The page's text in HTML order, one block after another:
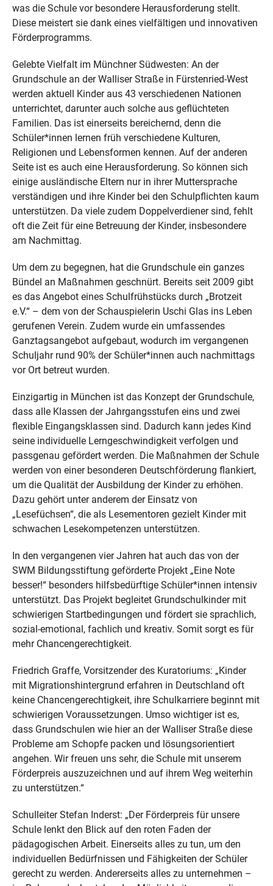
was die Schule vor besondere Herausforderung stellt.
Diese meistert sie dank eines vielfältigen und innovativen
Förderprogramms.
Gelebte Vielfalt im Münchner Südwesten: An der
Grundschule an der Walliser Straße in Fürstenried-West
werden aktuell Kinder aus 43 verschiedenen Nationen
unterrichtet, darunter auch solche aus geflüchteten
Familien. Das ist einerseits bereichernd, denn die
Schüler*innen lernen früh verschiedene Kulturen,
Religionen und Lebensformen kennen. Auf der anderen
Seite ist es auch eine Herausforderung. So können sich
einige ausländische Eltern nur in ihrer Muttersprache
verständigen und ihre Kinder bei den Schulpflichten kaum
unterstützen. Da viele zudem Doppelverdiener sind, fehlt
oft die Zeit für eine Betreuung der Kinder, insbesondere
am Nachmittag.
Um dem zu begegnen, hat die Grundschule ein ganzes
Bündel an Maßnahmen geschnürt. Bereits seit 2009 gibt
es das Angebot eines Schulfrühstücks durch „Brotzeit
e.V.“ – dem von der Schauspielerin Uschi Glas ins Leben
gerufenen Verein. Zudem wurde ein umfassendes
Ganztagsangebot aufgebaut, wodurch im vergangenen
Schuljahr rund 90% der Schüler*innen auch nachmittags
vor Ort betreut wurden.
Einzigartig in München ist das Konzept der Grundschule,
dass alle Klassen der Jahrgangsstufen eins und zwei
flexible Eingangsklassen sind. Dadurch kann jedes Kind
seine individuelle Lerngeschwindigkeit verfolgen und
passgenau gefördert werden. Die Maßnahmen der Schule
werden von einer besonderen Deutschförderung flankiert,
um die Qualität der Ausbildung der Kinder zu erhöhen.
Dazu gehört unter anderem der Einsatz von
„Lesefüchsen“, die als Lesementoren gezielt Kinder mit
schwachen Lesekompetenzen unterstützen.
In den vergangenen vier Jahren hat auch das von der
SWM Bildungsstiftung geförderte Projekt „Eine Note
besser!“ besonders hilfsbedürftige Schüler*innen intensiv
unterstützt. Das Projekt begleitet Grundschulkinder mit
schwierigen Startbedingungen und fördert sie sprachlich,
sozial-emotional, fachlich und kreativ. Somit sorgt es für
mehr Chancengerechtigkeit.
Friedrich Graffe, Vorsitzender des Kuratoriums: „Kinder
mit Migrationshintergrund erfahren in Deutschland oft
keine Chancengerechtigkeit, ihre Schulkarriere beginnt mit
schwierigen Voraussetzungen. Umso wichtiger ist es,
dass Grundschulen wie hier an der Walliser Straße diese
Probleme am Schopfe packen und lösungsorientiert
angehen. Wir freuen uns sehr, die Schule mit unserem
Förderpreis auszuzeichnen und auf ihrem Weg weiterhin
zu unterstützen.“
Schulleiter Stefan Inderst: „Der Förderpreis für unsere
Schule lenkt den Blick auf den roten Faden der
pädagogischen Arbeit. Einerseits alles zu tun, um den
individuellen Bedürfnissen und Fähigkeiten der Schüler
gerecht zu werden. Andererseits alles zu unternehmen –